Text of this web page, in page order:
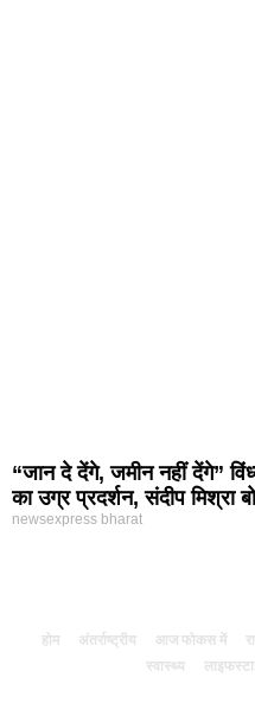
“जान दे देंगे, जमीन नहीं देंगे”
का उग्र प्रदर्शन, संदीप मिश्रा
newsexpress bharat
होम अंतर्राष्ट्रीय आज फोकस में
स्वास्थ्य